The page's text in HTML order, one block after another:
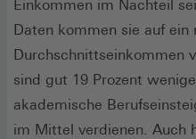
Einkommen im Nachteil
Daten kommen sie auf ein
Durchschnittseinkommen
sind gut 19 Prozent
akademische
im Mittel verdienen. Auch